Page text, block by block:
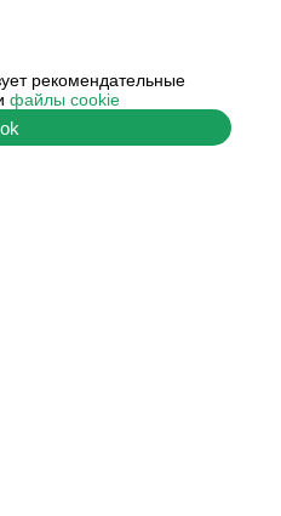
рекомендательные
файлы cookie
ok